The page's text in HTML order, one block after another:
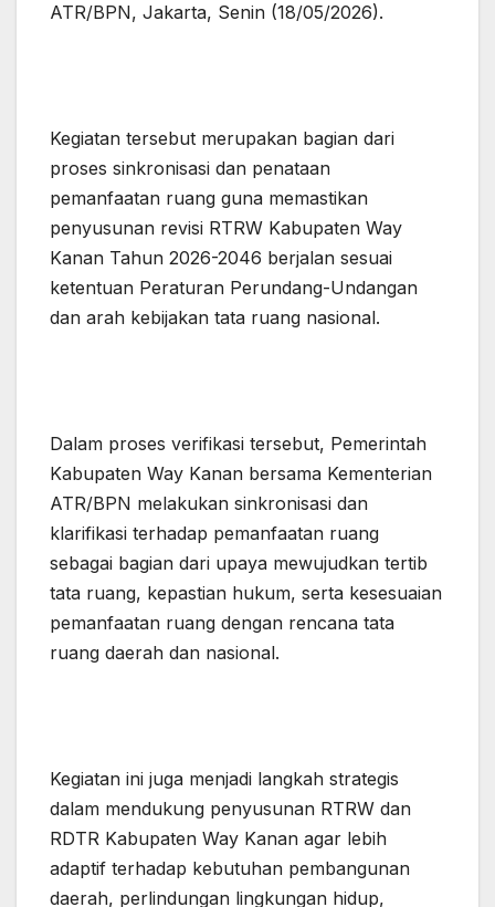
ATR/BPN, Jakarta, Senin (18/05/2026).
Kegiatan tersebut merupakan bagian dari
proses sinkronisasi dan penataan
pemanfaatan ruang guna memastikan
penyusunan revisi RTRW Kabupaten Way
Kanan Tahun 2026-2046 berjalan sesuai
ketentuan Peraturan Perundang-Undangan
dan arah kebijakan tata ruang nasional.
Dalam proses verifikasi tersebut, Pemerintah
Kabupaten Way Kanan bersama Kementerian
ATR/BPN melakukan sinkronisasi dan
klarifikasi terhadap pemanfaatan ruang
sebagai bagian dari upaya mewujudkan tertib
tata ruang, kepastian hukum, serta kesesuaian
pemanfaatan ruang dengan rencana tata
ruang daerah dan nasional.
Kegiatan ini juga menjadi langkah strategis
dalam mendukung penyusunan RTRW dan
RDTR Kabupaten Way Kanan agar lebih
adaptif terhadap kebutuhan pembangunan
daerah, perlindungan lingkungan hidup,